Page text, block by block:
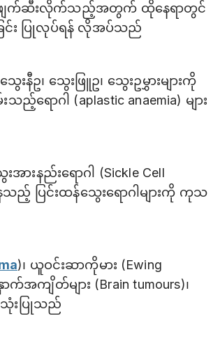
ဖျက်ဆီးလိုက်သည့်အတွက် ထိုနေရာတွင်
ြင်း ပြုလုပ်ရန် လိုအပ်သည်
၊ သွေးဖြူဥ၊ သွေးဥမွှားများကို
ာဂါ (aplastic anaemia) များ
နည်းရောဂါ (Sickle Cell
ပြင်းထန်သွေးရောဂါများကို ကုသ
)၊ ယူဝင်းဆာကိုမား (Ewing
ာက်အကျိတ်များ (Brain tumours)၊
သုံးပြုသည်